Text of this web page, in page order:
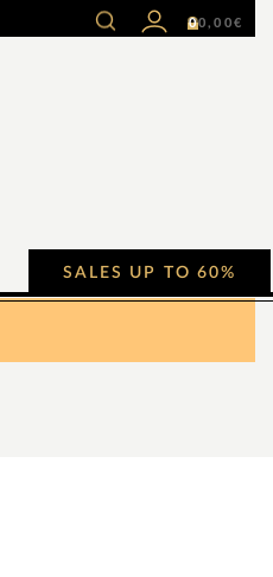
00,00€
SALES UP TO 60%